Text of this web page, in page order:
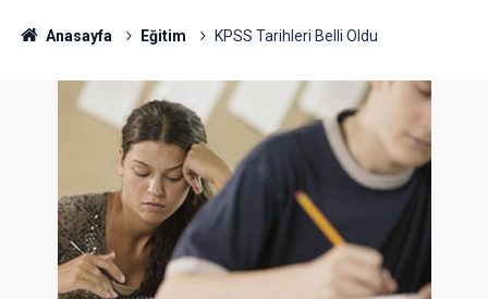
Anasayfa Eğitim KPSS Tarihleri Belli Oldu